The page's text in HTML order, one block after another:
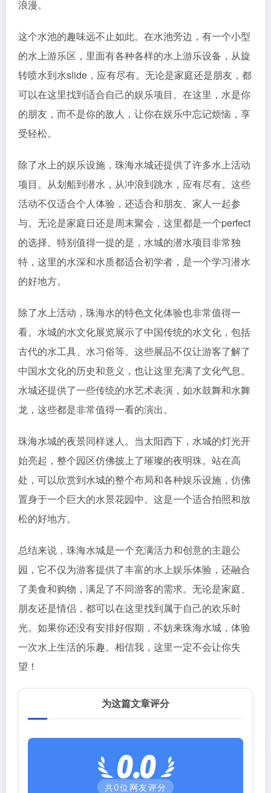
浪漫。
这个水池的趣味远不止如此。在水池旁边，有一个小型
的水上游乐区，里面有各种各样的水上游乐设备，从旋
转喷水到水slide，应有尽有。无论是家庭还是朋友，都
可以在这里找到适合自己的娱乐项目。在这里，水是你
的朋友，而不是你的敌人，让你在娱乐中忘记烦恼，享
受轻松。
除了水上的娱乐设施，珠海水城还提供了许多水上活动
项目。从划船到潜水，从冲浪到跳水，应有尽有。这些
活动不仅适合个人体验，还适合和朋友、家人一起参
与。无论是家庭日还是周末聚会，这里都是一个perfect
的选择。特别值得一提的是，水城的潜水项目非常独
特，这里的水深和水质都适合初学者，是一个学习潜水
的好地方。
除了水上活动，珠海水的特色文化体验也非常值得一
看。水城的水文化展览展示了中国传统的水文化，包括
古代的水工具、水习俗等。这些展品不仅让游客了解了
中国水文化的历史和意义，也让这里充满了文化气息。
水城还提供了一些传统的水艺术表演，如水鼓舞和水舞
龙，这些都是非常值得一看的演出。
珠海水城的夜景同样迷人。当太阳西下，水城的灯光开
始亮起，整个园区仿佛披上了璀璨的夜明珠。站在高
处，可以欣赏到水城的整个布局和各种娱乐设施，仿佛
置身于一个巨大的水景花园中。这是一个适合拍照和放
松的好地方。
总结来说，珠海水城是一个充满活力和创意的主题公
园，它不仅为游客提供了丰富的水上娱乐体验，还融合
了美食和购物，满足了不同游客的需求。无论是家庭、
朋友还是情侣，都可以在这里找到属于自己的欢乐时
光。如果你还没有安排好假期，不妨来珠海水城，体验
一次水上生活的乐趣。相信我，这里一定不会让你失
望！
为这篇文章评分
0.0
共0位网友评分